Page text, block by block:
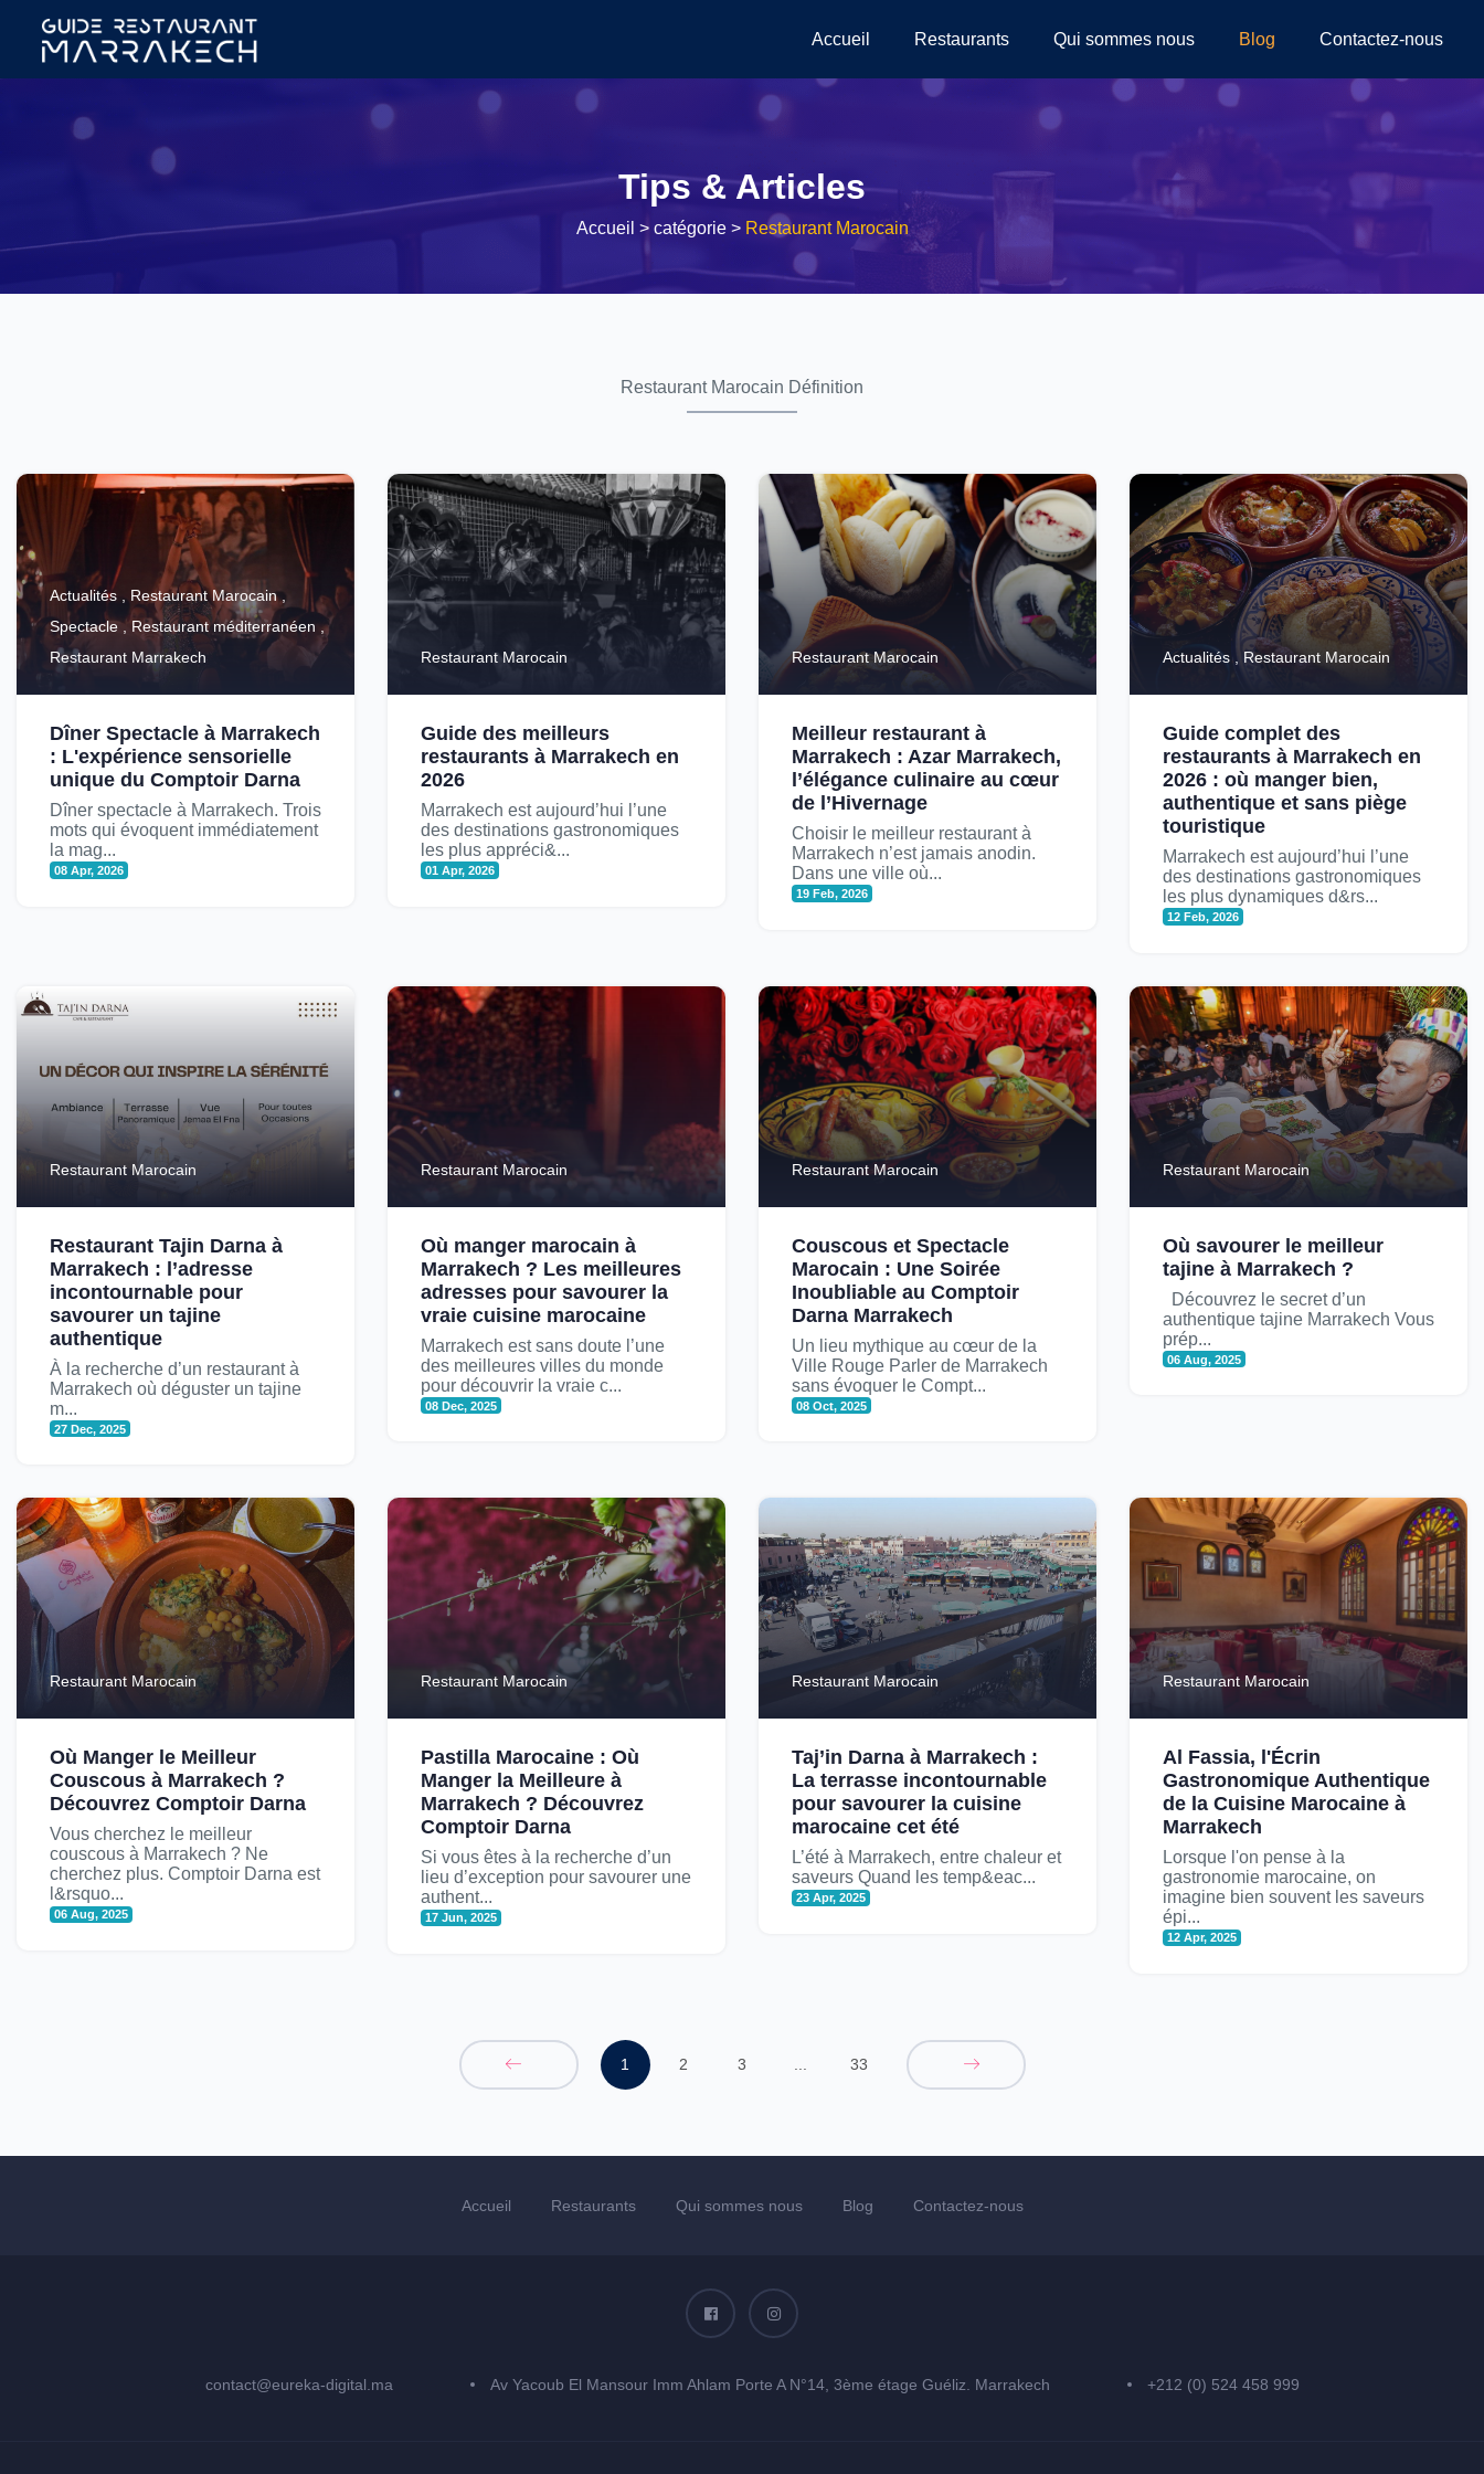
Accueil Restaurants Qui sommes nous Blog Contactez-nous
Tips & Articles
Accueil > catégorie > Restaurant Marocain
Restaurant Marocain Définition
Actualités , Restaurant Marocain ,
Spectacle , Restaurant méditerranéen ,
Restaurant Marrakech
Dîner Spectacle à Marrakech
: L'expérience sensorielle
unique du Comptoir Darna
Dîner spectacle à Marrakech. Trois
mots qui évoquent immédiatement
la mag...
08 Apr, 2026
Restaurant Marocain
Guide des meilleurs
restaurants à Marrakech en
2026
Marrakech est aujourd’hui l’une
des destinations gastronomiques
les plus appréci&...
01 Apr, 2026
Restaurant Marocain
Meilleur restaurant à
Marrakech : Azar Marrakech,
l’élégance culinaire au cœur
de l’Hivernage
Choisir le meilleur restaurant à
Marrakech n’est jamais anodin.
Dans une ville où...
19 Feb, 2026
Actualités , Restaurant Marocain
Guide complet des
restaurants à Marrakech en
2026 : où manger bien,
authentique et sans piège
touristique
Marrakech est aujourd’hui l’une
des destinations gastronomiques
les plus dynamiques d&rs...
12 Feb, 2026
Restaurant Marocain
Restaurant Tajin Darna à
Marrakech : l’adresse
incontournable pour
savourer un tajine
authentique
À la recherche d’un restaurant à
Marrakech où déguster un tajine
m...
27 Dec, 2025
Restaurant Marocain
Où manger marocain à
Marrakech ? Les meilleures
adresses pour savourer la
vraie cuisine marocaine
Marrakech est sans doute l’une
des meilleures villes du monde
pour découvrir la vraie c...
08 Dec, 2025
Restaurant Marocain
Couscous et Spectacle
Marocain : Une Soirée
Inoubliable au Comptoir
Darna Marrakech
Un lieu mythique au cœur de la
Ville Rouge Parler de Marrakech
sans évoquer le Compt...
08 Oct, 2025
Restaurant Marocain
Où savourer le meilleur
tajine à Marrakech ?
Découvrez le secret d’un
authentique tajine Marrakech Vous
prép...
06 Aug, 2025
Restaurant Marocain
Où Manger le Meilleur
Couscous à Marrakech ?
Découvrez Comptoir Darna
Vous cherchez le meilleur
couscous à Marrakech ? Ne
cherchez plus. Comptoir Darna est
l&rsquo...
06 Aug, 2025
Restaurant Marocain
Pastilla Marocaine : Où
Manger la Meilleure à
Marrakech ? Découvrez
Comptoir Darna
Si vous êtes à la recherche d’un
lieu d’exception pour savourer une
authent...
17 Jun, 2025
Restaurant Marocain
Taj’in Darna à Marrakech :
La terrasse incontournable
pour savourer la cuisine
marocaine cet été
L’été à Marrakech, entre chaleur et
saveurs Quand les temp&eac...
23 Apr, 2025
Restaurant Marocain
Al Fassia, l'Écrin
Gastronomique Authentique
de la Cuisine Marocaine à
Marrakech
Lorsque l'on pense à la
gastronomie marocaine, on
imagine bien souvent les saveurs
épi...
12 Apr, 2025
1 2 3 33
Accueil Restaurants Qui sommes nous Blog Contactez-nous
contact@eureka-digital.ma Av Yacoub El Mansour Imm Ahlam Porte A N°14, 3ème étage Guéliz. Marrakech +212 (0) 524 458 999